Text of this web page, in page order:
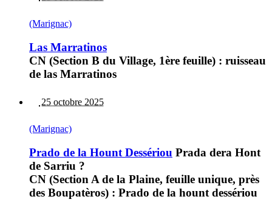
(Marignac)
Las Marratinos
CN (Section B du Village, 1ère feuille) : ruisseau
de las Marratinos
25 octobre 2025
(Marignac)
Prado de la Hount Dessériou Prada dera Hont
de Sarriu ?
CN (Section A de la Plaine, feuille unique, près
des Boupatèros) : Prado de la hount dessériou